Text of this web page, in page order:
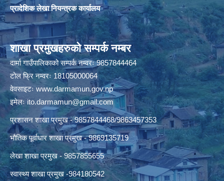
प्रादेशिक लेखा नियन्त्रक कार्यालय
शाखा प्रमुखहरुको सम्पर्क नम्बर
दार्मा गाउँपालिकाको सम्पर्क नम्वरः 9857844464
टोल फ्रि नम्वरः 18105000064
वेवसाइटःwww.darmamun.gov.np
इमेलःito.darmamun@gmail.com
प्रशासन शाखा प्रमुख - 9857844468/9863457353
भौतिक पूर्वाधार शाखा प्रमुख - 9869135719
लेखा शाखा प्रमुख - 9857855655
स्वास्थ्य शाखा प्रमुख -984180542